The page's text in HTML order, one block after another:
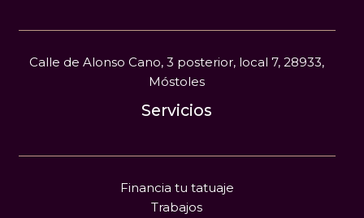
Calle de Alonso Cano, 3 posterior, local 7, 28933,
Móstoles
Servicios
Financia tu tatuaje
Trabajos